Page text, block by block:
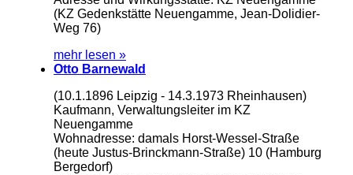
(KZ Gedenkstätte Neuengamme, Jean-Dolidier-
Weg 76)
mehr lesen »
Otto Barnewald
(10.1.1896 Leipzig - 14.3.1973 Rheinhausen)
Kaufmann, Verwaltungsleiter im KZ
Neuengamme
Wohnadresse: damals Horst-Wessel-Straße
(heute Justus-Brinckmann-Straße) 10 (Hamburg
Bergedorf)